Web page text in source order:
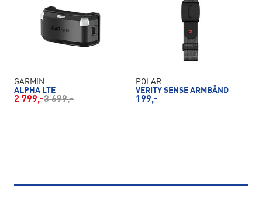
GARMIN
ALPHA LTE
2 799,-3 699,-
POLAR
VERITY SENSE ARMBÅND
199,-